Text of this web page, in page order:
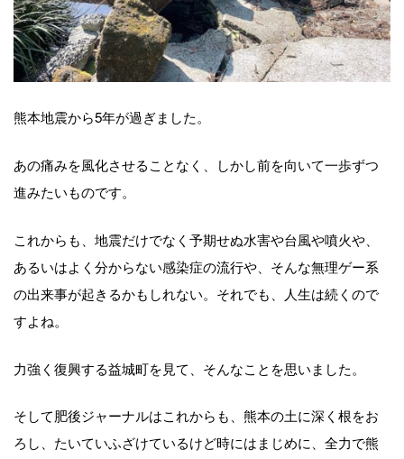
熊本地震から5年が過ぎました。
あの痛みを風化させることなく、しかし前を向いて一歩ずつ
進みたいものです。
これからも、地震だけでなく予期せぬ水害や台風や噴火や、
あるいはよく分からない感染症の流行や、そんな無理ゲー系
の出来事が起きるかもしれない。それでも、人生は続くので
すよね。
力強く復興する益城町を見て、そんなことを思いました。
そして肥後ジャーナルはこれからも、熊本の土に深く根をお
ろし、たいていふざけているけど時にはまじめに、全力で熊